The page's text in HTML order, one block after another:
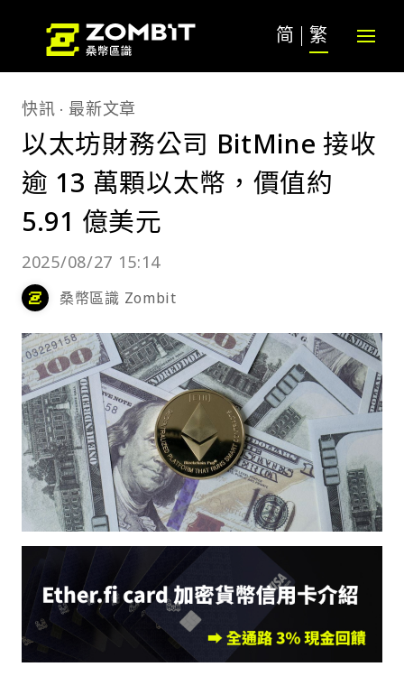
简 繁
快訊 最新文章
以太坊財務公司 BitMine 接收
逾 13 萬顆以太幣，價值約
5.91 億美元
2025/08/27 15:14
桑幣區識 Zombit